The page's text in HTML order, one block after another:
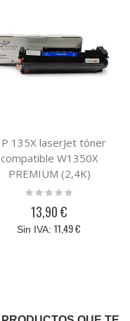
135X laserJet tóner
compatible W1350X
PREMIUM (2,4K)
Rating:
13,90 €
11,49 €